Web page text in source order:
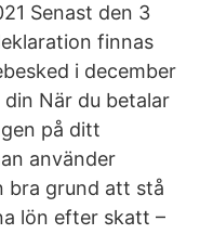
Senast den 3
finnas
i december
När du betalar
på ditt
använder
bra grund att stå
lön efter skatt –